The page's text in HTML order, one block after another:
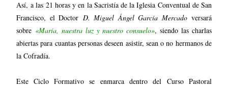
Así, a las 21 horas y en la Sacristía de la Iglesia Conventual de San
Francisco, el Doctor D. Miguel Ángel García Mercadoversará
sobre «María, nuestra luz y nuestro consuelo», siendo las charlas
abiertas para cuantas personas deseen asistir, sean o no hermanos de
la Cofradía.
Este Ciclo Formativo se enmarca dentro del Curso Pastoral